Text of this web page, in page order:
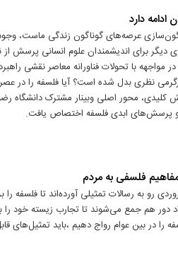
دارد
عرصه‌های گوناگون زندگی ماست، وجود
برای اندیشمندان علوم انسانی پرسش از
مواجهه با تحولات فناورانه معاصر نقشی
نظری بدل شده است؟ آیا فلسفه را در
کلیدی، محور اصلی وبینار مشترک
و پرسش‌های ابدی فلسفه اختصاص یافت.
فلسفی به مردم
رو به رسالات تمثیلی آورده‌اند تا فلسفه
دور هم جمع می‌شوند تا تجارب زیسته خود را
را در بین عوام رواج دهیم ،باید تمثیل‌های